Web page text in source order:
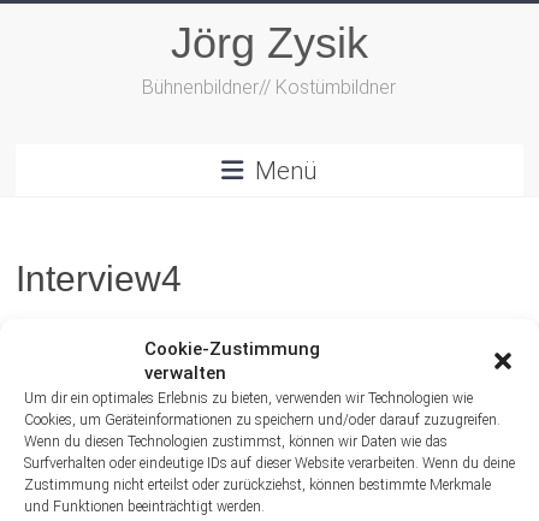
Cookie-Zustimmung
verwalten
Um dir ein optimales Erlebnis zu bieten, verwenden wir Technologien wie
Cookies, um Geräteinformationen zu speichern und/oder darauf zuzugreifen.
Wenn du diesen Technologien zustimmst, können wir Daten wie das
Surfverhalten oder eindeutige IDs auf dieser Website verarbeiten. Wenn du deine
Zustimmung nicht erteilst oder zurückziehst, können bestimmte Merkmale
und Funktionen beeinträchtigt werden.
Jörg Zysik
Bühnenbildner// Kostümbildner
Menü
Interview4